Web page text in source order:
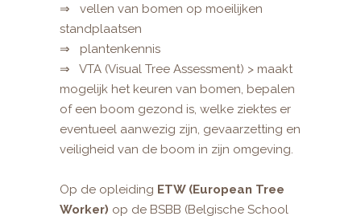
⇒ vellen van bomen op moeilijken
standplaatsen
⇒ plantenkennis
⇒ VTA (Visual Tree Assessment) > maakt
mogelijk het keuren van bomen, bepalen
of een boom gezond is, welke ziektes er
eventueel aanwezig zijn, gevaarzetting en
veiligheid van de boom in zijn omgeving.
Op de opleiding ETW (European Tree
Worker) op de BSBB (Belgische School